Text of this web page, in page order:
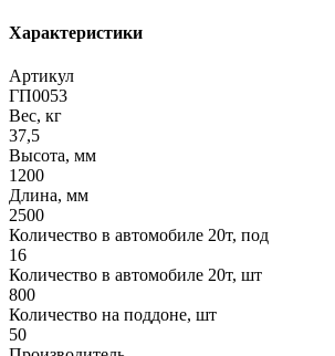
Характеристики
Артикул
ГП0053
Вес, кг
37,5
Высота, мм
1200
Длина, мм
2500
Количество в автомобиле 20т, под
16
Количество в автомобиле 20т, шт
800
Количество на поддоне, шт
50